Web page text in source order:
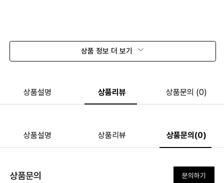
상품 정보 더 보기
상품설명 상품리뷰 상품문의 (0)
상품설명 상품리뷰 상품문의(0)
상품문의 문의하기